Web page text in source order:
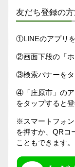
友だち登録の
①LINEのアプリを
②画面下段の「ホ
③検索バナーをタ
④「庄原市」のア
をタップすると登
※スマートフォ
を押すか、QRコ
こともできます。